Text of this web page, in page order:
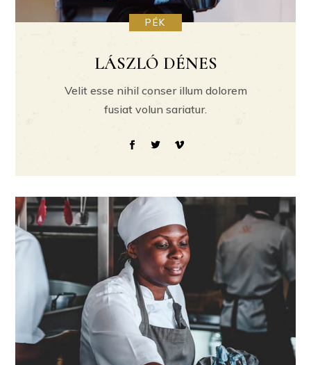
PÉK
LÁSZLÓ DÉNES
Velit esse nihil conser illum dolorem
fusiat volun sariatur.